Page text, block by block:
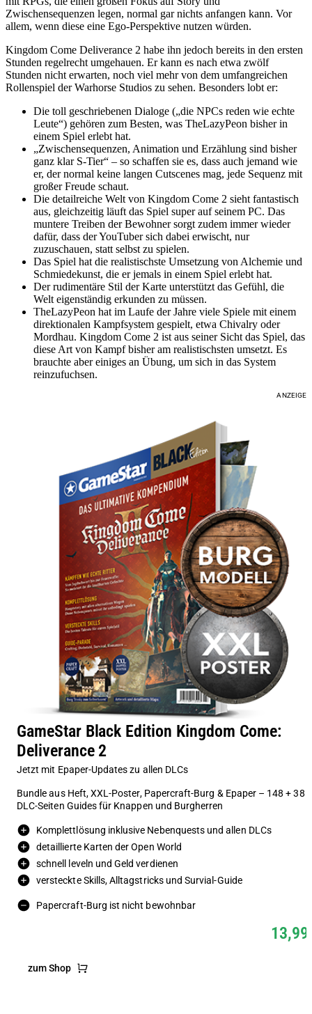
Zwischensequenzen legen, normal gar nichts anfangen kann. Vor
allem, wenn diese eine Ego-Perspektive nutzen würden.
Kingdom Come Deliverance 2 habe ihn jedoch bereits in den ersten
Stunden regelrecht umgehauen. Er kann es nach etwa zwölf
Stunden nicht erwarten, noch viel mehr von dem umfangreichen
Rollenspiel der Warhorse Studios zu sehen. Besonders lobt er:
Die toll geschriebenen Dialoge („die NPCs reden wie echte
Leute“) gehören zum Besten, was TheLazyPeon bisher in
einem Spiel erlebt hat.
„Zwischensequenzen, Animation und Erzählung sind bisher
ganz klar S-Tier“ – so schaffen sie es, dass auch jemand wie
er, der normal keine langen Cutscenes mag, jede Sequenz mit
großer Freude schaut.
Die detailreiche Welt von Kingdom Come 2 sieht fantastisch
aus, gleichzeitig läuft das Spiel super auf seinem PC. Das
muntere Treiben der Bewohner sorgt zudem immer wieder
dafür, dass der YouTuber sich dabei erwischt, nur
zuzuschauen, statt selbst zu spielen.
Das Spiel hat die realistischste Umsetzung von Alchemie und
Schmiedekunst, die er jemals in einem Spiel erlebt hat.
Der rudimentäre Stil der Karte unterstützt das Gefühl, die
Welt eigenständig erkunden zu müssen.
TheLazyPeon hat im Laufe der Jahre viele Spiele mit einem
direktionalen Kampfsystem gespielt, etwa Chivalry oder
Mordhau. Kingdom Come 2 ist aus seiner Sicht das Spiel, das
diese Art von Kampf bisher am realistischsten umsetzt. Es
brauchte aber einiges an Übung, um sich in das System
reinzufuchsen.
GameStar Black Edition Kingdom Come:
Deliverance 2
Jetzt mit Epaper-Updates zu allen DLCs
Bundle aus Heft, XXL-Poster, Papercraft-Burg & Epaper – 148 + 38
DLC-Seiten Guides für Knappen und Burgherren
Komplettlösung inklusive Nebenquests und allen DLCs
detaillierte Karten der Open World
schnell leveln und Geld verdienen
versteckte Skills, Alltagstricks und Survial-Guide
Papercraft-Burg ist nicht bewohnbar
zum Shop